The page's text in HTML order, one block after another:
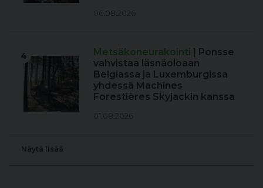
06.08.2026
4 Metsäkoneurakointi | Ponsse
vahvistaa läsnäoloaan
Belgiassa ja Luxemburgissa
yhdessä Machines
Forestières Skyjackin kanssa
01.08.2026
Näytä lisää